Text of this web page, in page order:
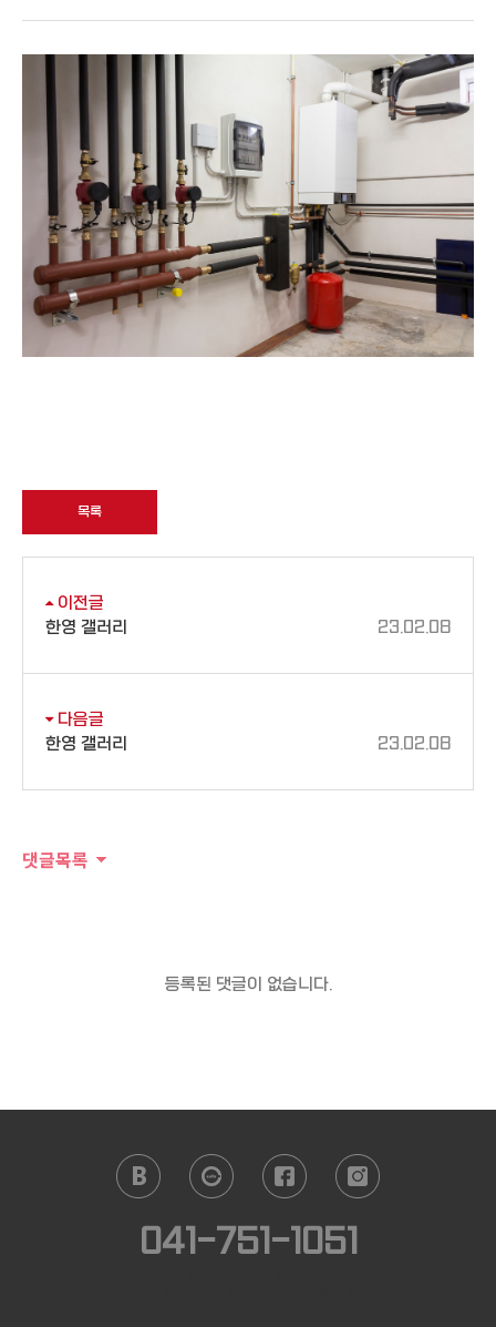
목록
이전글
한영 갤러리
23.02.08
다음글
한영 갤러리
23.02.08
댓글목록
등록된 댓글이 없습니다.
041-751-1051